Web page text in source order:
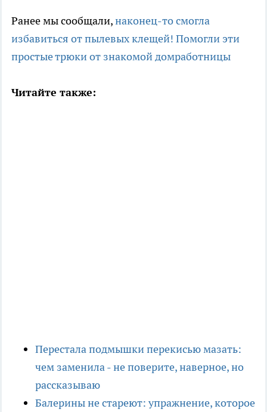
Ранее мы сообщали,наконец-то смогла
избавиться от пылевых клещей! Помогли эти
простые трюки от знакомой домработницы
Читайте также:
Перестала подмышки перекисью мазать:
чем заменила - не поверите, наверное, но
рассказываю
Балерины не стареют: упражнение, которое